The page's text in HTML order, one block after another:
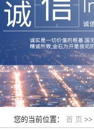
您的当前位置： 首 页 >>